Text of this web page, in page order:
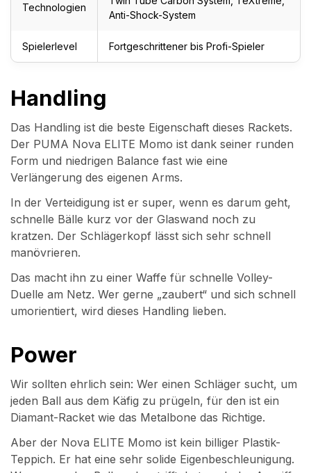
Technologien
Anti-Shock-System
Spielerlevel Fortgeschrittener bis Profi-Spieler
Handling
Das Handling ist die beste Eigenschaft dieses Rackets.
Der PUMA Nova ELITE Momo ist dank seiner runden
Form und niedrigen Balance fast wie eine
Verlängerung des eigenen Arms.
In der Verteidigung ist er super, wenn es darum geht,
schnelle Bälle kurz vor der Glaswand noch zu
kratzen. Der Schlägerkopf lässt sich sehr schnell
manövrieren.
Das macht ihn zu einer Waffe für schnelle Volley-
Duelle am Netz. Wer gerne „zaubert“ und sich schnell
umorientiert, wird dieses Handling lieben.
Power
Wir sollten ehrlich sein: Wer einen Schläger sucht, um
jeden Ball aus dem Käfig zu prügeln, für den ist ein
Diamant-Racket wie das Metalbone das Richtige.
Aber der Nova ELITE Momo ist kein billiger Plastik-
Teppich. Er hat eine sehr solide Eigenbeschleunigung.